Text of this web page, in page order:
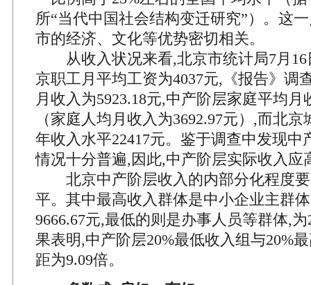
所“当代中国社会结构变迁研究”）。这
市的经济、文化等优势密切相关。
从收入状况来看,北京市统计局7月16
京职工月平均工资为4037元,《报告》调
月收入为5923.18元,中产阶层家庭平均月
（家庭人均月收入为3692.97元）,而北
年收入水平22417元。鉴于调查中发现中
情况十分普遍,因此,中产阶层实际收入应
北京中产阶层收入的内部分化程度要
平。其中最高收入群体是中小企业主群
9666.67元,最低的则是办事人员等群体,
果表明,中产阶层20%最低收入组与20%
距为9.09倍。